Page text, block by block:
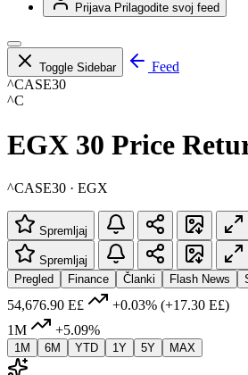
Prijava Prilagodite svoj feed
Toggle Sidebar
Feed
^CASE30
^C
EGX 30 Price
^CASE30 · EGX
Spremljaj
Spremljaj
Pregled
Finance Članki Flash News
54,676.90 E£ +0.03% (+17.30 E£)
1M
+5.09%
1M 6M YTD 1Y 5Y MAX